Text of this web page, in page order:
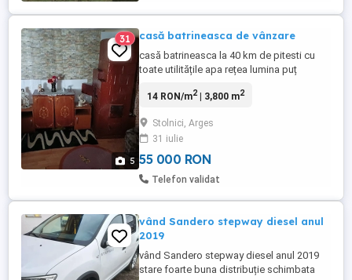
5
31 casă batrineasca de vânzare
casă batrineasca la 40 km de pitesti cu
toate utilitățile apa rețea lumina puț
ciment în comuna Stolnici sat vlascuta
situată la strada cu vecini stinga dreapta
14 RON/m2| 3,800 m2
Stolnici, Arges
31 iulie
55 000 RON
Telefon validat
vând Sandero stepway diesel anul
2019
vând Sandero stepway diesel anul 2019
stare foarte buna distribuție schimbata